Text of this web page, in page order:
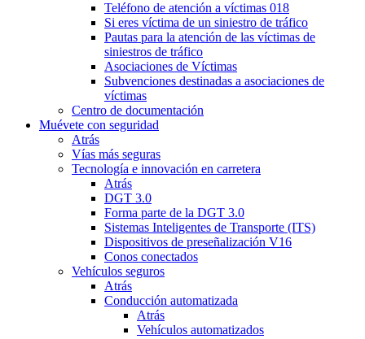
Teléfono de atención a víctimas 018
Si eres víctima de un siniestro de tráfico
Pautas para la atención de las víctimas de
siniestros de tráfico
Asociaciones de Víctimas
Subvenciones destinadas a asociaciones de
víctimas
Centro de documentación
Muévete con seguridad
Atrás
Vías más seguras
Tecnología e innovación en carretera
Atrás
DGT 3.0
Forma parte de la DGT 3.0
Sistemas Inteligentes de Transporte (ITS)
Dispositivos de preseñalización V16
Conos conectados
Vehículos seguros
Atrás
Conducción automatizada
Atrás
Vehículos automatizados